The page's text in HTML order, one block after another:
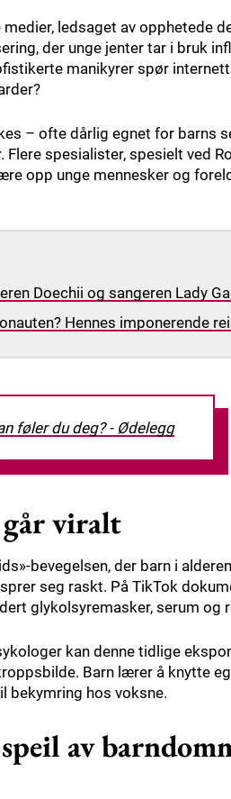
ledsaget av opphetede
der unge jenter tar i bruk
manikyrer spør
– ofte dårlig egnet for barns
spesialister, spesielt ved
opp unge mennesker og
Doechii og sangeren Lady
Hennes imponerende
føler du deg? - Ødelegg
viralt
bevegelsen, der barn i
seg raskt. På TikTok
glykolsyremasker, serum og
kan denne tidlige
Barn lærer å knytte
bekymring hos voksne.
av